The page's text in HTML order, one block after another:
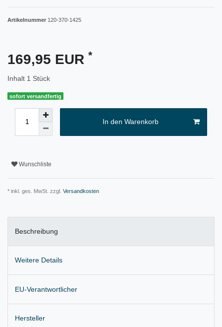
Artikelnummer 120-370-1425
169,95 EUR *
Inhalt 1 Stück
sofort versandfertig
In den Warenkorb
Wunschliste
* inkl. ges. MwSt. zzgl. Versandkosten
Beschreibung
Weitere Details
EU-Verantwortlicher
Hersteller